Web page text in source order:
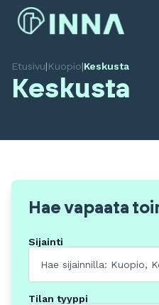
Etusivu|Kuopio|Keskusta
Keskusta
Hae vapaata
Sijainti
Tilan tyyppi